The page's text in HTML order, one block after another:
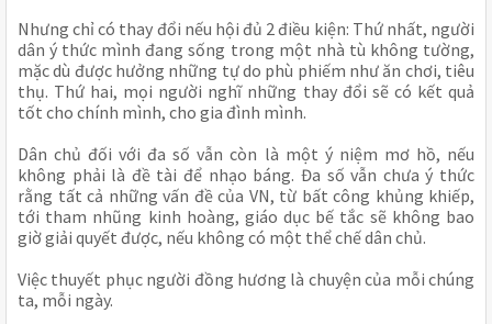
Nhưng chỉ có thay đổi nếu hội đủ 2 điều kiện: Thứ nhất, người
dân ý thức mình đang sống trong một nhà tù không tường,
mặc dù được hưởng những tự do phù phiếm như ăn chơi, tiêu
thụ. Thứ hai, mọi người nghĩ những thay đổi sẽ có kết quả
tốt cho chính mình, cho gia đình mình.
Dân chủ đối với đa số vẫn còn là một ý niệm mơ hồ, nếu
không phải là đề tài để nhạo báng. Đa số vẫn chưa ý thức
rằng tất cả những vấn đề của VN, từ bất công khủng khiếp,
tới tham nhũng kinh hoàng, giáo dục bế tắc sẽ không bao
giờ giải quyết được, nếu không có một thể chế dân chủ.
Việc thuyết phục người đồng hương là chuyện của mỗi chúng
ta, mỗi ngày.